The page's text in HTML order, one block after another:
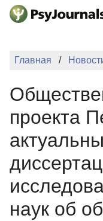
Перейти к основному
Регистрация
Главная
проекта
наук об